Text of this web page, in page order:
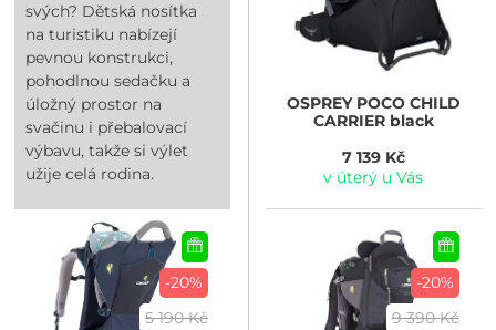
svých? Dětská nosítka
na turistiku nabízejí
pevnou konstrukci,
pohodlnou sedačku a
úložný prostor na
svačinu i přebalovací
výbavu, takže si výlet
užije celá rodina.
OSPREYPOCO CHILD
CARRIER black
7 139 Kč
v úterý u Vás
-20%
5 190 Kč
-20%
9 390 Kč